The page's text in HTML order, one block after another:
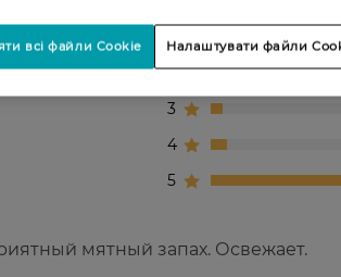
1
2
3
4
5
мятный запах. Освежает.
Налаштувати файли
всі файли Cookie